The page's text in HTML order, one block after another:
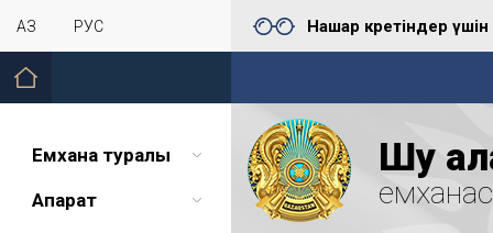
ҚАЗ РУС Нашар көретіндер үшін
Емхана туралы
Ақпарат
Шу